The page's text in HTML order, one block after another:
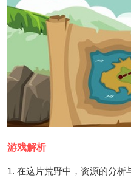
游戏解析
1. 在这片荒野中，资源的分